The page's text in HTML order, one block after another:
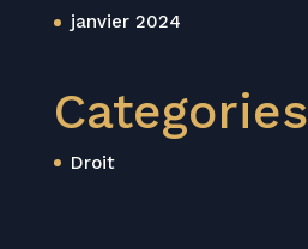
janvier 2024
Categories
Droit